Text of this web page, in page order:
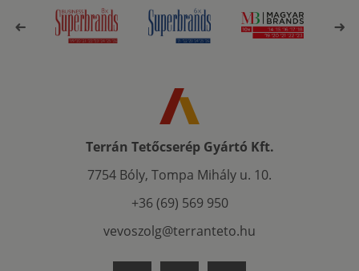
Terrán Tetőcserép Gyártó Kft.
7754 Bóly, Tompa Mihály u. 10.
+36 (69) 569 950
vevoszolg@terranteto.hu